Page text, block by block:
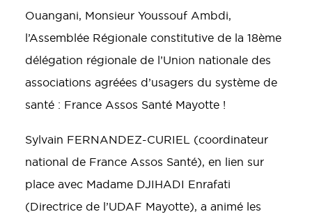
Ouangani, Monsieur Youssouf Ambdi,
l’Assemblée Régionale constitutive de la 18ème
délégation régionale de l’Union nationale des
associations agréées d’usagers du système de
santé : France Assos Santé Mayotte !
Sylvain FERNANDEZ-CURIEL (coordinateur
national de France Assos Santé), en lien sur
place avec Madame DJIHADI Enrafati
(Directrice de l’UDAF Mayotte), a animé les